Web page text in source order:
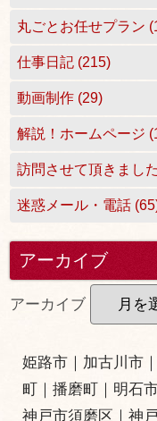
丸ごとお任せプラン
仕事日記 (215)
動画制作 (29)
解説！ホームページ
訪問させて頂きまし
迷惑メール・電話
アーカイブ
アーカイブ
姫路市 加古川市
町
｜播磨町 明石
神戸市須磨区
｜神